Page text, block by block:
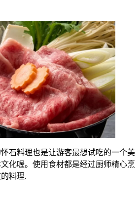
石料理也是让游客最想试吃的一个美
化喔。使用食材都是经过厨师精心烹
料理.